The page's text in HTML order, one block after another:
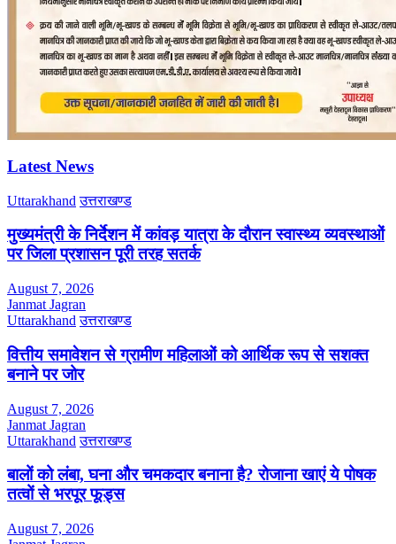
Latest News
Uttarakhand उत्तराखण्ड
मुख्यमंत्री के निर्देशन में कांवड़ यात्रा के दौरान स्वास्थ्य व्यवस्थाओं
पर जिला प्रशासन पूरी तरह सतर्क
August 7, 2026
Janmat Jagran
Uttarakhand उत्तराखण्ड
वित्तीय समावेशन से ग्रामीण महिलाओं को आर्थिक रूप से सशक्त
बनाने पर जोर
August 7, 2026
Janmat Jagran
Uttarakhand उत्तराखण्ड
बालों को लंबा, घना और चमकदार बनाना है? रोजाना खाएं ये पोषक
तत्वों से भरपूर फूड्स
August 7, 2026